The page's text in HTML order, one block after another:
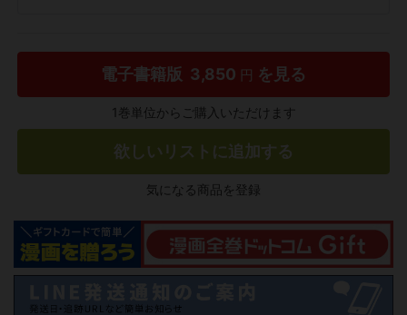
電子書籍版 3,850 円 を見る
1巻単位からご購入いただけます
欲しいリストに追加する
気になる商品を登録